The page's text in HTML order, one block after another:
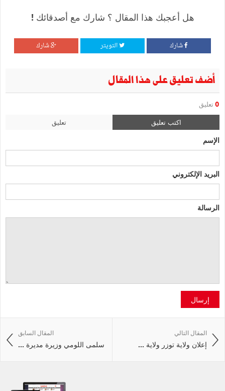
هل أعجبك هذا المقال ؟ شارك مع أصدقائك !
شارك التويتر شارك
أضف تعليق على هذا المقال
0 تعليق
اكتب تعليق تعليق
الإسم
البريد الإلكتروني
الرسالة
إرسال
المقال السابق
سلمى اللومي وزيرة مديرة ...
المقال التالي
إعلان ولاية توزر ولاية ...